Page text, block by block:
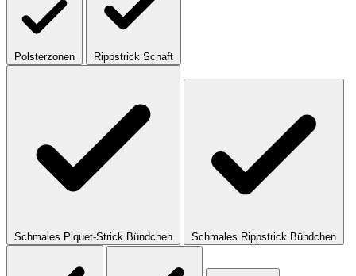
Polsterzonen Rippstrick Schaft
Schmales Piquet-Strick Bündchen Schmales Rippstrick Bündchen